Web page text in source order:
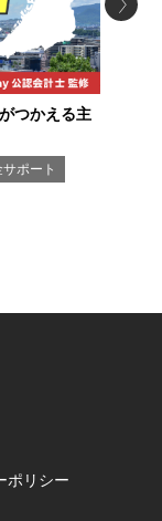
つかえる主
ポート
ポリシー